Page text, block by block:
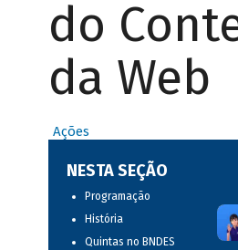
do
da Web
Ações
NESTA SEÇÃO
Programação
História
Quintas no BNDES